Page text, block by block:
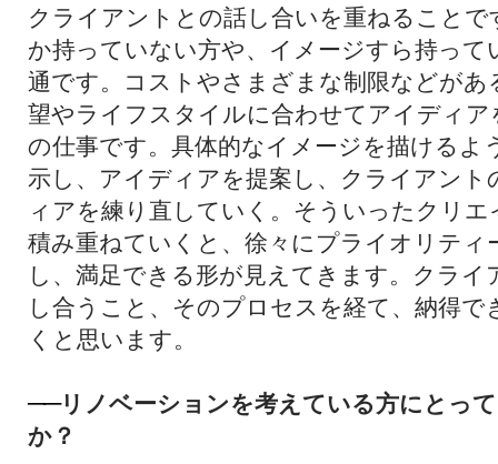
クライアントとの話し合いを重ねること
か持っていない方や、イメージすら持っ
通です。コストやさまざまな制限などが
望やライフスタイルに合わせてアイディ
の仕事です。具体的なイメージを描けるよ
示し、アイディアを提案し、クライアン
ィアを練り直していく。そういったクリ
積み重ねていくと、徐々にプライオリティ
し、満足できる形が見えてきます。クラ
し合うこと、そのプロセスを経て、納得
くと思います。
──リノベーションを考えている方にとっ
か？